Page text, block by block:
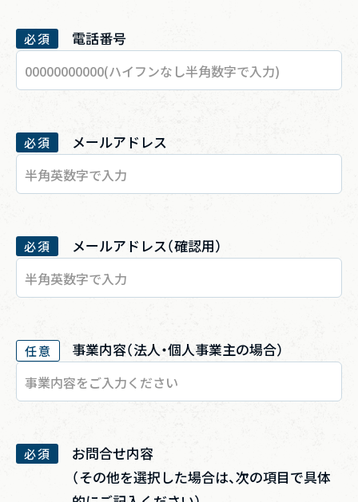
必須 電話番号
必須 メールアドレス
必須 メールアドレス（確認用）
任意 事業内容（法人・個人事業主の場合）
必須
お問合せ内容
（その他を選択した場合は、次の項目で具体